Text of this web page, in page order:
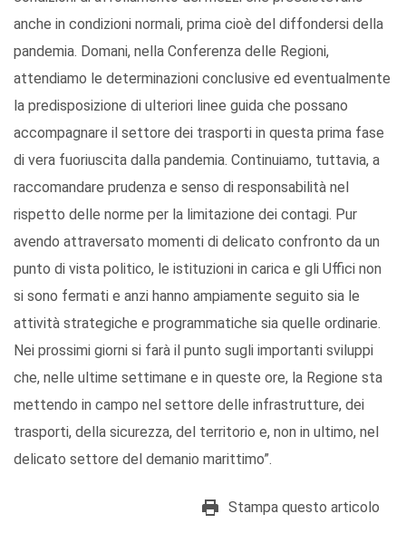
anche in condizioni normali, prima cioè del diffondersi della
pandemia. Domani, nella Conferenza delle Regioni,
attendiamo le determinazioni conclusive ed eventualmente
la predisposizione di ulteriori linee guida che possano
accompagnare il settore dei trasporti in questa prima fase
di vera fuoriuscita dalla pandemia. Continuiamo, tuttavia, a
raccomandare prudenza e senso di responsabilità nel
rispetto delle norme per la limitazione dei contagi. Pur
avendo attraversato momenti di delicato confronto da un
punto di vista politico, le istituzioni in carica e gli Uffici non
si sono fermati e anzi hanno ampiamente seguito sia le
attività strategiche e programmatiche sia quelle ordinarie.
Nei prossimi giorni si farà il punto sugli importanti sviluppi
che, nelle ultime settimane e in queste ore, la Regione sta
mettendo in campo nel settore delle infrastrutture, dei
trasporti, della sicurezza, del territorio e, non in ultimo, nel
delicato settore del demanio marittimo”.
Stampa questo articolo